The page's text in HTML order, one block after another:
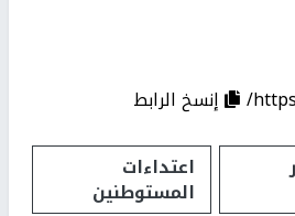
إنسخ الرابط
اعتداءات
المستوطنين